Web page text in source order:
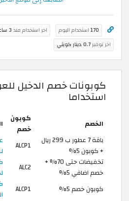
170 استخدام اليوم اخر استخدام منذ 3 ساعة
اخر توفير0.7 دينار كويتي
كوبونات خصم الدخيل
استخداما
الخصم
كوبون
خصم
باقة 7 عطور ب 299 ريال
+ كوبون 5%
ALCP1
تخفيضات حتى 70% +
خصم اضافي 5%
ALC2
كوبون خصم 5%
ALCP1